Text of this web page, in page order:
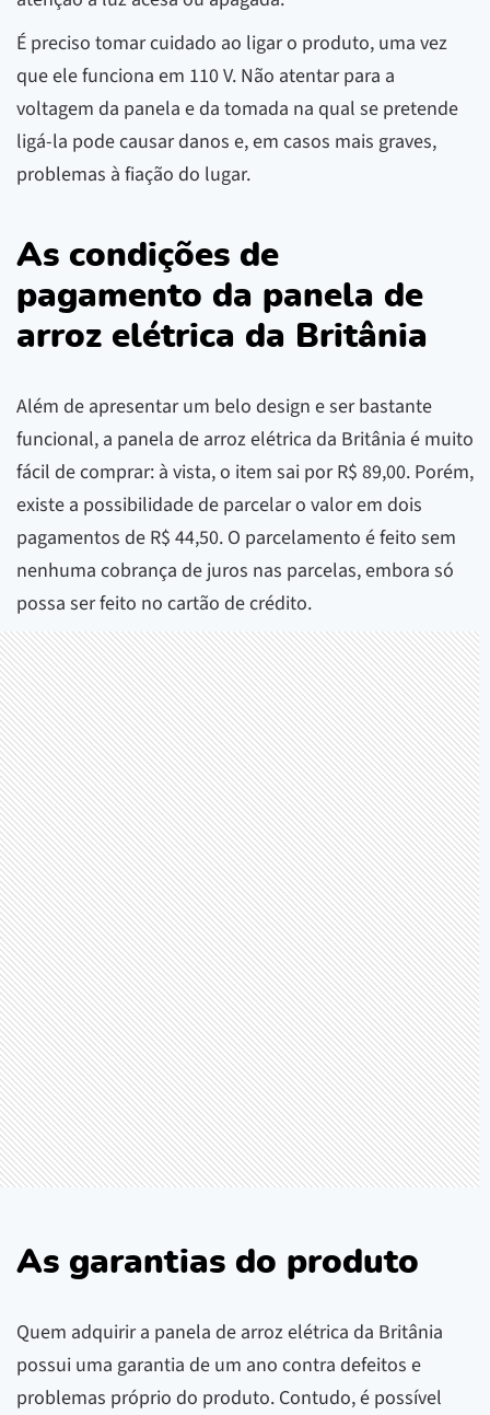
É preciso tomar cuidado ao ligar o produto, uma vez
que ele funciona em 110 V. Não atentar para a
voltagem da panela e da tomada na qual se pretende
ligá-la pode causar danos e, em casos mais graves,
problemas à fiação do lugar.
As condições de
pagamento da panela de
arroz elétrica da Britânia
Além de apresentar um belo design e ser bastante
funcional, a panela de arroz elétrica da Britânia é muito
fácil de comprar: à vista, o item sai por R$ 89,00. Porém,
existe a possibilidade de parcelar o valor em dois
pagamentos de R$ 44,50. O parcelamento é feito sem
nenhuma cobrança de juros nas parcelas, embora só
possa ser feito no cartão de crédito.
As garantias do produto
Quem adquirir a panela de arroz elétrica da Britânia
possui uma garantia de um ano contra defeitos e
problemas próprio do produto. Contudo, é possível